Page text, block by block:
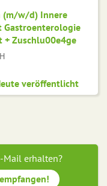
(m/w/d) Innere
Gastroenterologie
+ Zuschlu00e4ge
veröffentlicht
Mail erhalten?